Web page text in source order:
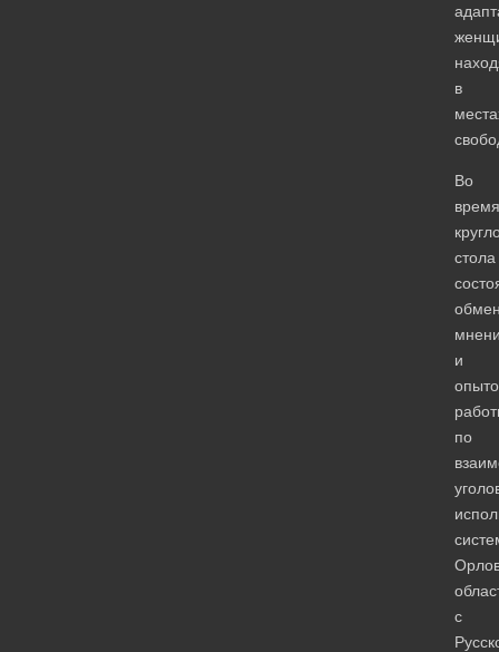
в
Во
время
стола
и
по
с